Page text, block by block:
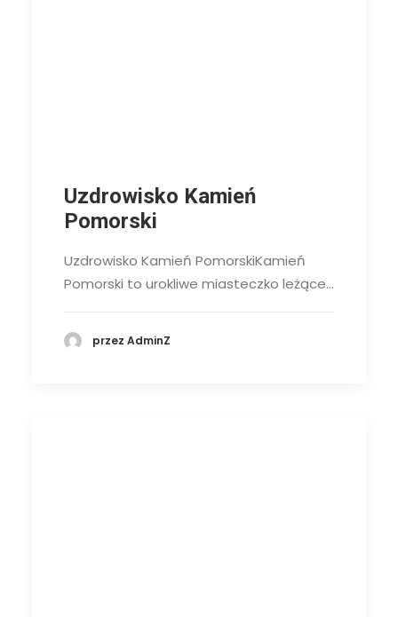
Uzdrowisko Kamień
Pomorski
Uzdrowisko Kamień PomorskiKamień
Pomorski to urokliwe miasteczko leżące…
przez AdminZ